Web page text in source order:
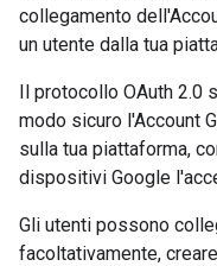
collegamento
un utente dalla tua
Il protocollo OAuth 2.0
modo sicuro l'Account
sulla tua piattaforma,
dispositivi Google
Gli utenti possono
facoltativamente,